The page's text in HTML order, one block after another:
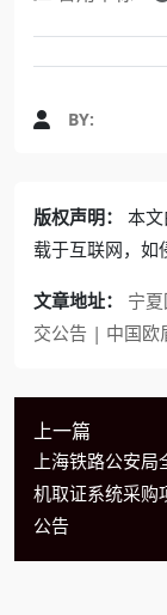
BY:
版权声明： 本文
载于互联网，如
文章地址：
宁
交公告 | 中国欧
上一篇
上海铁路公安局
机取证系统采购
公告